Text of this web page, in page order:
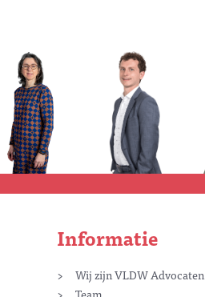
Informatie
Wij zijn VLDW Advocaten